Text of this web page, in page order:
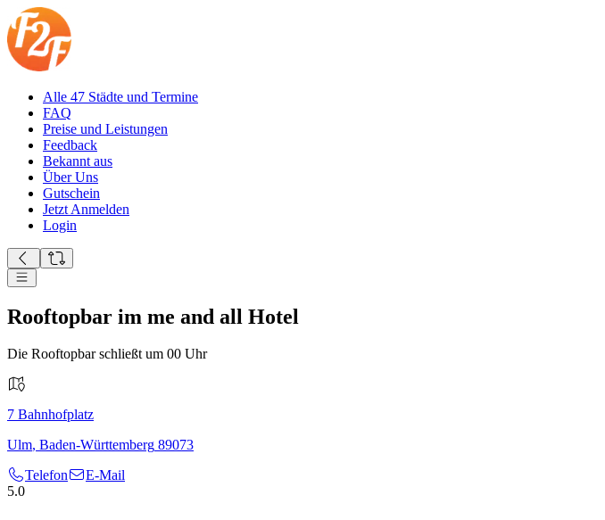
Alle 47 Städte und Termine
FAQ
Preise und Leistungen
Feedback
Bekannt aus
Über Uns
Gutschein
Jetzt Anmelden
Login
Rooftopbar im me and all Hotel
Die Rooftopbar schließt um 00 Uhr
7 Bahnhofplatz
Ulm, Baden-Württemberg 89073
Telefon
E-Mail
5.0